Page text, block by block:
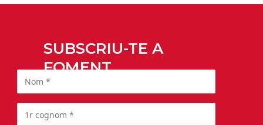
SUBSCRIU-TE A
FOMENT